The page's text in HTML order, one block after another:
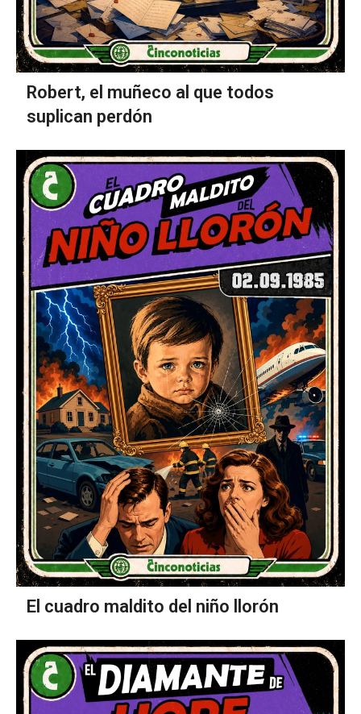
Robert, el muñeco al que todos
suplican perdón
El cuadro maldito del niño llorón